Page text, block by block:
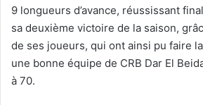
9 longueurs d’avance, réussissant
sa deuxième victoire de la saison,
de ses joueurs, qui ont ainsi pu faire
une bonne équipe de CRB Dar El
à 70.